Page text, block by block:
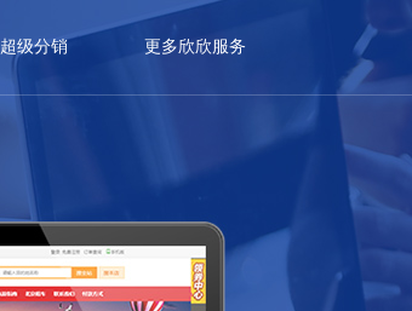
超级分销 更多欣欣服务